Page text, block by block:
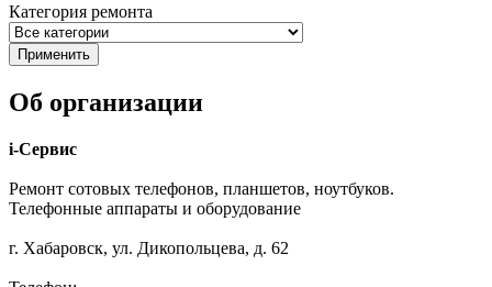
Категория ремонта
Об организации
i-Сервис
Ремонт сотовых телефонов, планшетов, ноутбуков.
Телефонные аппараты и оборудование
г. Хабаровск, ул. Дикопольцева, д. 62